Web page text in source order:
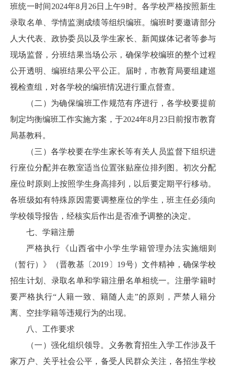
班统一时间2024年8月26日上午9时。各学校严格按照新生
录取名单、学情监测成绩等组织编班。编班时要邀请部分
人大代表、政协委员以及学生家长、新闻媒体记者等参与
现场监督，分班结果当场公示，确保学校编班的整个过程
公开透明、编班结果公平公正。届时，市教育局要组建巡
视检查组，对各学校的编班情况进行重点督查。
（二）为确保编班工作规范有序进行，各学校要提前
制定均衡编班工作实施方案，于2024年8月23日前报市教育
局基教科。
（三）各学校要在学生家长等有关人员监督下组织进
行座位分配并在教室适当位置张贴座位排列图。初次分配
座位时原则上按照学生身高排列，以后要定期平行移动。
各班级如有特殊原因需要调整座位的学生，班主任必须向
学校领导报告，经核实后作出是否准予调整的决定。
七、学籍注册
严格执行《山西省中小学生学籍管理办法实施细则
（暂行）》（晋教基〔2019〕19号）文件精神，确保学校
招生计划、录取名单和学籍注册名单相统一。注册学籍时
要严格执行“人籍一致、籍随人走”的原则，严禁人籍分
离、空挂学籍等违规行为的出现。
八、工作要求
（一）强化组织领导。义务教育招生入学工作涉及千
家万户、关乎社会公平，备受人民群众关注，各招生学校